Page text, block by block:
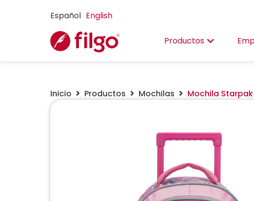
Español English
Productos
Inicio Productos Mochilas Mochila Starpak